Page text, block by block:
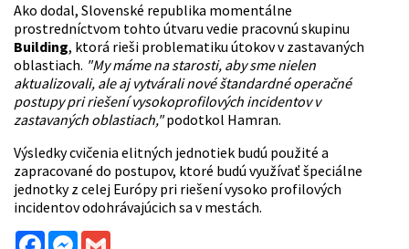
Ako dodal, Slovenské republika momentálne
prostredníctvom tohto útvaru vedie pracovnú skupinu
Building, ktorá rieši problematiku útokov v zastavaných
oblastiach. "My máme na starosti, aby sme nielen
aktualizovali, ale aj vytvárali nové štandardné operačné
postupy pri riešení vysokoprofilových incidentov v
zastavaných oblastiach,"podotkol Hamran.
Výsledky cvičenia elitných jednotiek budú použité a
zapracované do postupov, ktoré budú využívať špeciálne
jednotky z celej Európy pri riešení vysoko profilových
incidentov odohrávajúcich sa v mestách.
FacebookMessenger